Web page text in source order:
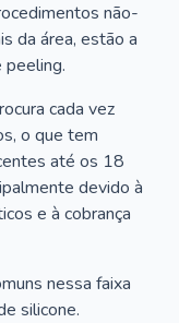
não-
da área, estão a
peeling.
cada vez
o que tem
até os 18
devido à
e à cobrança
nessa faixa
silicone.